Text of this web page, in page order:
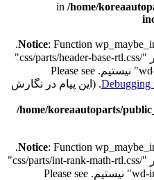
/home/
Notice: Function
.
قادر به خواندن کلید "path" با مقدار "/css/parts/header-base-rtl.css"
Debuggingfor more information. (این پیام در نگارش
/home/koreaautoparts/
Notice: Function
.
قادر به خواندن کلید "path" با مقدار "/css/parts/int-rank-math-rtl.css"